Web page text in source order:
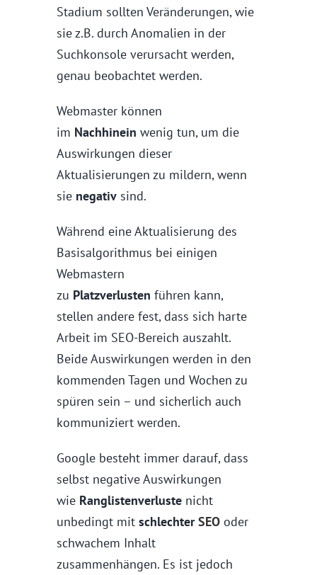
Stadium sollten Veränderungen, wie
sie z.B. durch Anomalien in der
Suchkonsole verursacht werden,
genau beobachtet werden.
Webmaster können
im Nachhinein wenig tun, um die
Auswirkungen dieser
Aktualisierungen zu mildern, wenn
sie negativ sind.
Während eine Aktualisierung des
Basisalgorithmus bei einigen
Webmastern
zu Platzverlusten führen kann,
stellen andere fest, dass sich harte
Arbeit im SEO-Bereich auszahlt.
Beide Auswirkungen werden in den
kommenden Tagen und Wochen zu
spüren sein – und sicherlich auch
kommuniziert werden.
Google besteht immer darauf, dass
selbst negative Auswirkungen
wie Ranglistenverluste nicht
unbedingt mit schlechterSEO oder
schwachem Inhalt
zusammenhängen. Es ist jedoch